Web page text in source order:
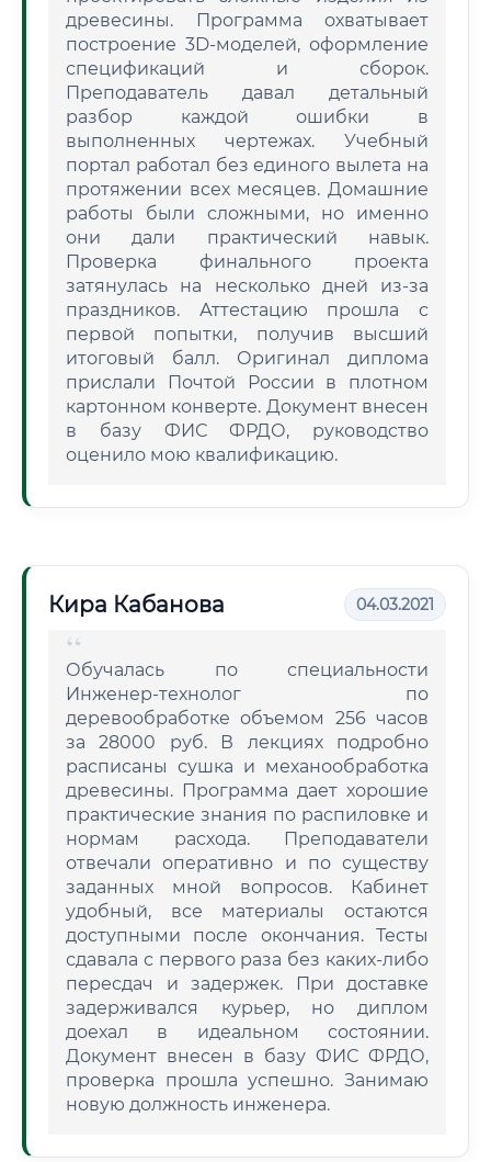
древесины. Программа охватывает
построение 3D-моделей, оформление
спецификаций и сборок.
Преподаватель давал детальный
разбор каждой ошибки в
выполненных чертежах. Учебный
портал работал без единого вылета на
протяжении всех месяцев. Домашние
работы были сложными, но именно
они дали практический навык.
Проверка финального проекта
затянулась на несколько дней из-за
праздников. Аттестацию прошла с
первой попытки, получив высший
итоговый балл. Оригинал диплома
прислали Почтой России в плотном
картонном конверте. Документ внесен
в базу ФИС ФРДО, руководство
оценило мою квалификацию.
Кира Кабанова 04.03.2021
Обучалась по специальности
Инженер-технолог по
деревообработке объемом 256 часов
за 28000 руб. В лекциях подробно
расписаны сушка и механообработка
древесины. Программа дает хорошие
практические знания по распиловке и
нормам расхода. Преподаватели
отвечали оперативно и по существу
заданных мной вопросов. Кабинет
удобный, все материалы остаются
доступными после окончания. Тесты
сдавала с первого раза без каких-либо
пересдач и задержек. При доставке
задерживался курьер, но диплом
доехал в идеальном состоянии.
Документ внесен в базу ФИС ФРДО,
проверка прошла успешно. Занимаю
новую должность инженера.